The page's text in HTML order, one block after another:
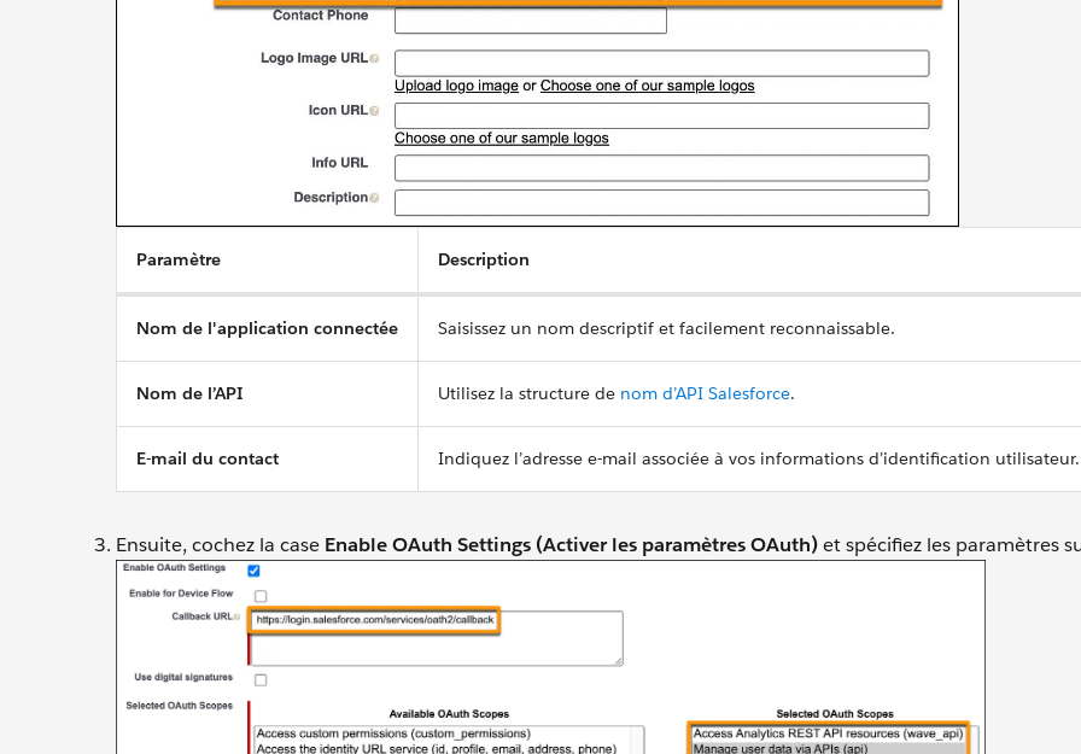
Paramètre Description
Nom de l'application connectée Saisissez un nom descriptif et facilement reconnaissable.
Nom de l’API Utilisez la structure de nom d’API Salesforce.
E-mail du contact Indiquez l’adresse e-mail associée à vos informations d’identification utilisateur.
Ensuite, cochez la case Enable OAuth Settings (Activer les paramètres OAuth)et spécifiez les paramètres